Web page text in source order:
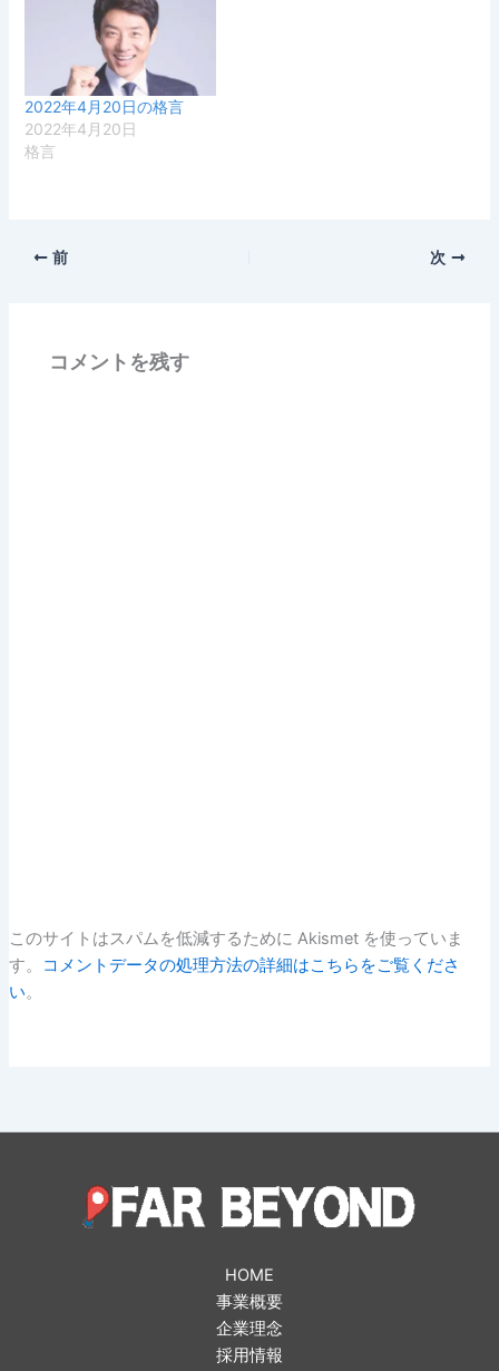
2022年4月20日の格言
2022年4月20日
格言
前 次
コメントを残す
このサイトはスパムを低減するために Akismet を使っていま
す。
コメントデータの処理方法の詳細はこちらをご覧くださ
い。
HOME
事業概要
企業理念
採用情報